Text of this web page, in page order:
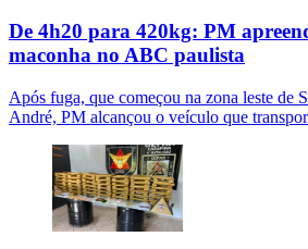
De 4h20 para 420kg: PM
maconha no ABC paulista
Após fuga, que começou na zona leste de
André, PM alcançou o veículo que